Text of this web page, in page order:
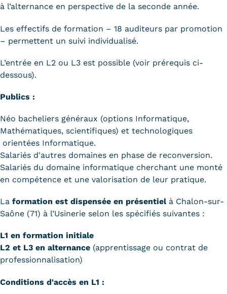
à l’alternance en perspective de la seconde année.
Les effectifs de formation – 18 auditeurs par promotion
– permettent un suivi individualisé.
L’entrée en L2 ou L3 est possible (voir prérequis ci-
dessous).
Publics :
Néo bacheliers généraux (options Informatique,
Mathématiques, scientifiques) et technologiques
orientées Informatique.
Salariés d'autres domaines en phase de reconversion.
Salariés du domaine informatique cherchant une monté
en compétence et une valorisation de leur pratique.
La formation est dispensée en présentielà Chalon-sur-
Saône (71) à l’Usinerie selon les spécifiés suivantes :
L1 en formation initiale
L2 et L3 en alternance (apprentissage ou contrat de
professionnalisation)
Conditions d'accès en L1 :